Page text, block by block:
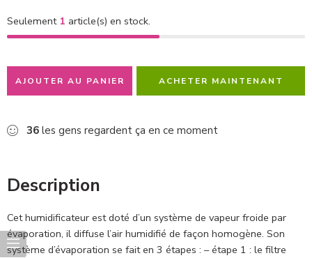
Seulement 1 article(s) en stock.
AJOUTER AU PANIER ACHETER MAINTENANT
36 les gens regardent ça en ce moment
Description
Cet humidificateur est doté d’un système de vapeur froide par
évaporation, il diffuse l’air humidifié de façon homogène. Son
système d’évaporation se fait en 3 étapes : – étape 1 : le filtre